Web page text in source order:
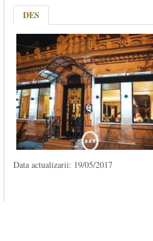
DES
Data actualizarii: 19/05/2017